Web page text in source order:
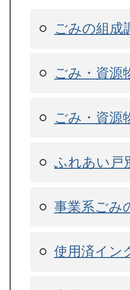
ごみの組成
ごみ・資源
ごみ・資源
ふれあい戸
事業系ごみ
使用済イン